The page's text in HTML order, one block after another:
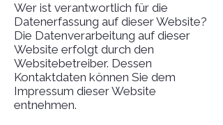
Wer ist verantwortlich für die
Datenerfassung auf dieser Website?
Die Datenverarbeitung auf dieser
Website erfolgt durch den
Websitebetreiber. Dessen
Kontaktdaten können Sie dem
Impressum dieser Website
entnehmen.